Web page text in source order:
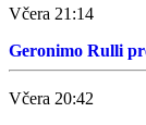
Včera 21:14
Geronimo Rulli
Včera 20:42